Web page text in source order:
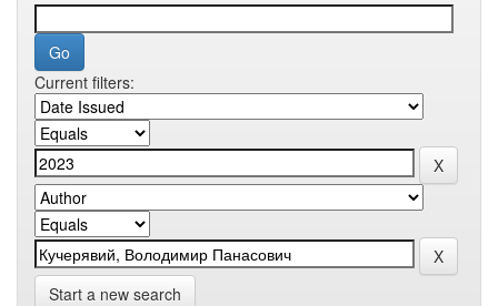
Current filters:
Start a new search